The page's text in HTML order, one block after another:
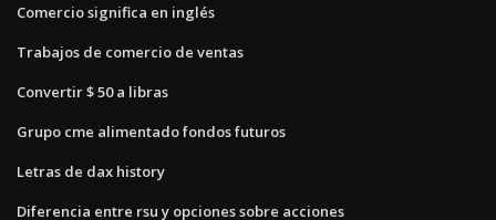
Comercio significa en inglés
Trabajos de comercio de ventas
Convertir $ 50 a libras
Grupo cme alimentado fondos futuros
Letras de dax history
Diferencia entre rsu y opciones sobre acciones